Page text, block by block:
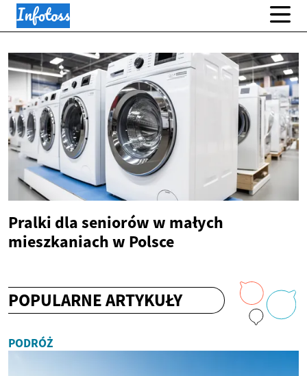
Pralki dla seniorów w małych
mieszkaniach w Polsce
POPULARNE ARTYKUŁY
PODRÓŻ